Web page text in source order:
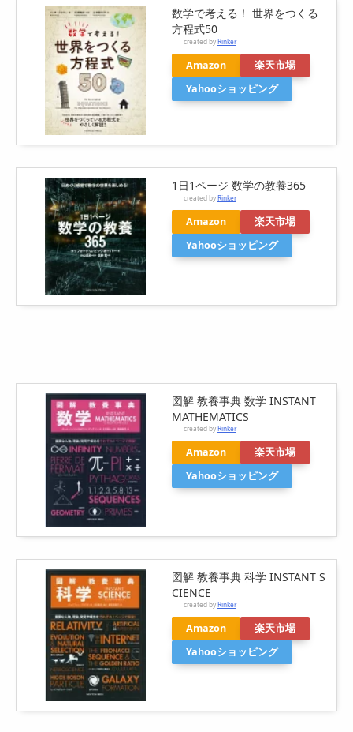
数学で考える！ 世界をつくる
方程式50
created byRinker
Amazon
楽天市場
Yahooショッピング
1日1ページ 数学の教養365
created byRinker
Amazon
楽天市場
Yahooショッピング
図解 教養事典 数学 INSTANT
MATHEMATICS
created byRinker
Amazon
楽天市場
Yahooショッピング
図解 教養事典 科学 INSTANT S
CIENCE
created byRinker
Amazon
楽天市場
Yahooショッピング